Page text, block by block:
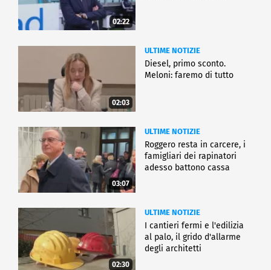
02:22
02:03
ULTIME NOTIZIE
Diesel, primo sconto.
Meloni: faremo di tutto
03:07
ULTIME NOTIZIE
Roggero resta in carcere, i
famigliari dei rapinatori
adesso battono cassa
02:30
ULTIME NOTIZIE
I cantieri fermi e l'edilizia
al palo, il grido d'allarme
degli architetti